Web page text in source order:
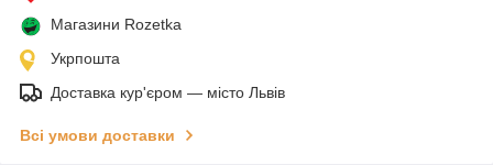
Магазини Rozetka
Укрпошта
Доставка кур'єром — місто Львів
Всі умови доставки